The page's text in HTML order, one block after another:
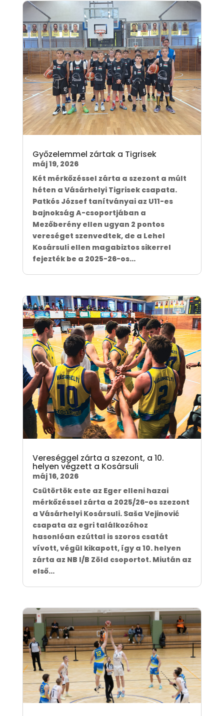
Győzelemmel zártak a Tigrisek
máj 19, 2026
Két mérkőzéssel zárta a szezont a múlt
héten a Vásárhelyi Tigrisek csapata.
Patkós József tanítványai az U11-es
bajnokság A-csoportjában a
Mezőberény ellen ugyan 2 pontos
vereséget szenvedtek, de a Lehel
Kosársuli ellen magabiztos sikerrel
fejezték be a 2025-26-os...
Vereséggel zárta a szezont, a 10.
helyen végzett a Kosársuli
máj 16, 2026
Csütörtök este az Eger elleni hazai
mérkőzéssel zárta a 2025/26-os szezont
a Vásárhelyi Kosársuli. Saša Vejinović
csapata az egri találkozóhoz
hasonlóan ezúttal is szoros csatát
vívott, végül kikapott, így a 10. helyen
zárta az NB I/B Zöld csoportot. Miután az
első...